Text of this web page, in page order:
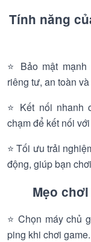
Tính năng
⭐ Bảo mật
riêng tư, an toàn
⭐ Kết nối nhanh
chạm để kết nối
⭐ Tối ưu trải
động, giúp bạn
Mẹo
⭐ Chọn máy chủ
ping khi chơi game.